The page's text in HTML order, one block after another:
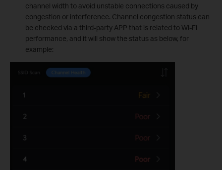
channel width to avoid unstable connections caused by
congestion or interference. Channel congestion status can
be checked via a third-party APP that is related to Wi-Fi
performance, and it will show the status as below, for
example: